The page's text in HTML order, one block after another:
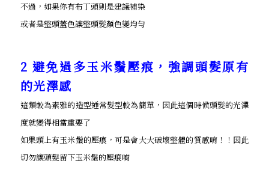
不過，如果你有布丁頭則是建議補染
或者是整頭蓋色讓整頭髮顏色變均勻
2 避免過多玉米鬚壓痕，強調頭髮原有
的光澤感
這類較為素雅的造型通常髮型較為簡單，因此這個時候頭髮的光澤
度就變得相當重要了
如果頭上有玉米鬚的壓痕，可是會大大破壞整體的質感唷！！因此
切勿讓頭髮留下玉米鬚的壓痕唷